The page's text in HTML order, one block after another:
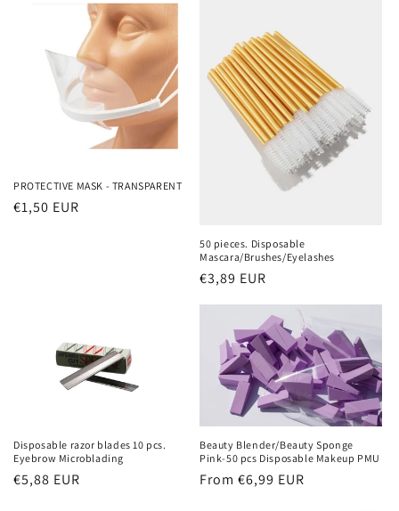
PROTECTIVE MASK - TRANSPARENT
Regular
€1,50 EUR
50 pieces. Disposable
Mascara/Brushes/Eyelashes
Regular
price
€3,89 EUR
Disposable razor blades 10 pcs.
Eyebrow Microblading
Regular
€5,88 EUR
Beauty Blender/Beauty Sponge
Pink-50 pcs Disposable Makeup PMU
Regular
From €6,99 EUR